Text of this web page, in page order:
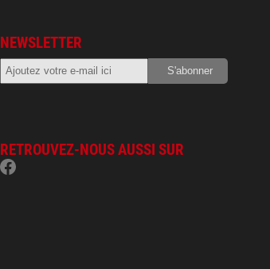
NEWSLETTER
RETROUVEZ-NOUS AUSSI SUR